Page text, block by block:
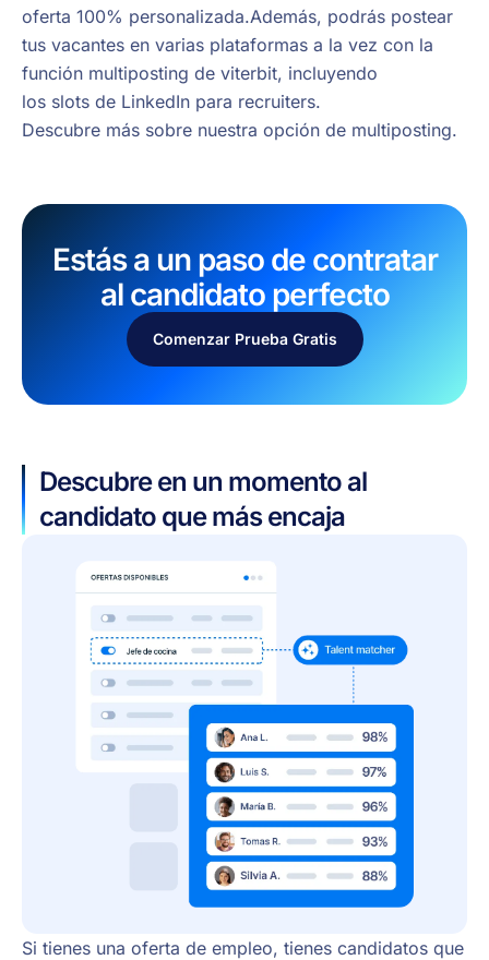
oferta 100% personalizada.Además, podrás postear
tus vacantes en varias plataformas a la vez con la
función multiposting de viterbit, incluyendo
los slots de LinkedIn para recruiters.
Descubre más sobre nuestra opción de multiposting.
Estás a un paso de contratar
al candidato perfecto
Comenzar Prueba Gratis
Descubre en un momento al
candidato que más encaja
Si tienes una oferta de empleo, tienes candidatos que